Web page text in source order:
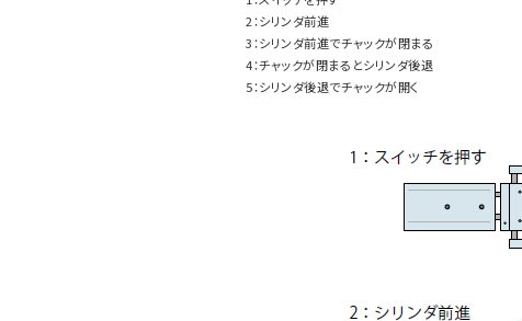
2：シリンダ前進
3：シリンダ前進でチャックが閉まる
4：チャックが閉まるとシリンダ後退
5：シリンダ後退でチャックが開く